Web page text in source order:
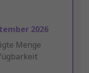
2026
Menge